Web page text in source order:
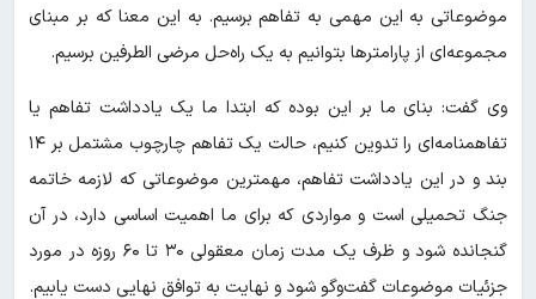
موضوعاتی به این مهمی به تفاهم برسیم. به این معنا که بر مبنای
مجموعه‌ای از پارامترها بتوانیم به یک راه‌حل مرضی الطرفین برسیم.
وی گفت: بنای ما بر این بوده که ابتدا ما یک یادداشت تفاهم یا
تفاهمنامه‌ای را تدوین کنیم، حالت یک تفاهم چارچوب مشتمل بر ۱۴
بند و در این یادداشت تفاهم، مهمترین موضوعاتی که لازمه خاتمه
جنگ تحمیلی است و مواردی که برای ما اهمیت اساسی دارد، در آن
گنجانده شود و ظرف یک مدت زمان معقولی ۳۰ تا ۶۰ روزه در مورد
جزئیات موضوعات گفت‌وگو شود و نهایت به توافق نهایی دست یابیم.